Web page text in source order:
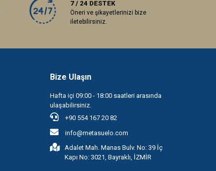
7 / 24 DESTEK
Öneri ve şikayetlerinizi bize
iletebilirsiniz.
Bize Ulaşın
Hafta içi 09:00 - 18:00 saatleri arasında
ulaşabilirsiniz.
+90 554 167 20 82
info@metasuelo.com
Adalet Mah. Manas Bulv. No: 39 İç
Kapı No: 3021, Bayraklı, İZMİR